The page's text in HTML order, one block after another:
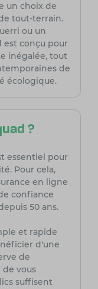
un choix de
tout-terrain.
ou un
est conçu pour
inégalée, tout
de
écologique.
?
essentiel pour
Pour cela,
en ligne
confiance
50 ans.
et rapide
d'une
de
de vous
suffisent